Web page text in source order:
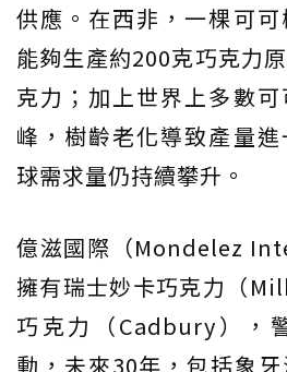
供應。在西非，一棵可
能夠生產約200克巧克力
克力；加上世界上多數
峰，樹齡老化導致產量
球需求量仍持續攀升。
億滋國際（Mondelez
擁有瑞士妙卡巧克力（
巧克力（Cadbury），
動，未來30年，包括象